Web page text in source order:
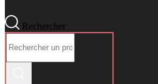
Rechercher